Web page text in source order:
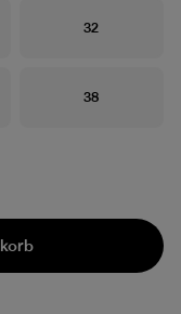
Größe
32
Größe
38